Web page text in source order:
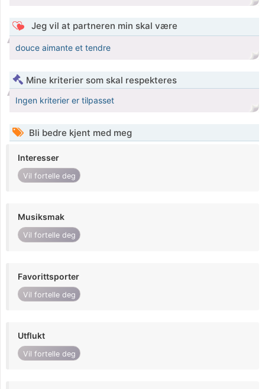
Jeg vil at partneren min skal være
douce aimante et tendre
Mine kriterier som skal respekteres
Ingen kriterier er tilpasset
Bli bedre kjent med meg
Interesser
Vil fortelle deg
Musiksmak
Vil fortelle deg
Favorittsporter
Vil fortelle deg
Utflukt
Vil fortelle deg